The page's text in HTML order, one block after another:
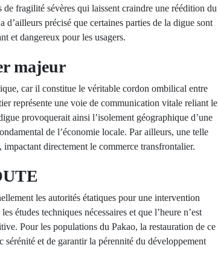
fragilité sévères qui laissent craindre une réédition du
d’ailleurs précisé que certaines parties de la digue sont
et dangereux pour les usagers.
majeur
car il constitue le véritable cordon ombilical entre
représente une voie de communication vitale reliant le
provoquerait ainsi l’isolement géographique d’une
de l’économie locale. Par ailleurs, une telle
directement le commerce transfrontalier.
les autorités étatiques pour une intervention
études techniques nécessaires et que l’heure n’est
Pour les populations du Pakao, la restauration de ce
sérénité et de garantir la pérennité du développement